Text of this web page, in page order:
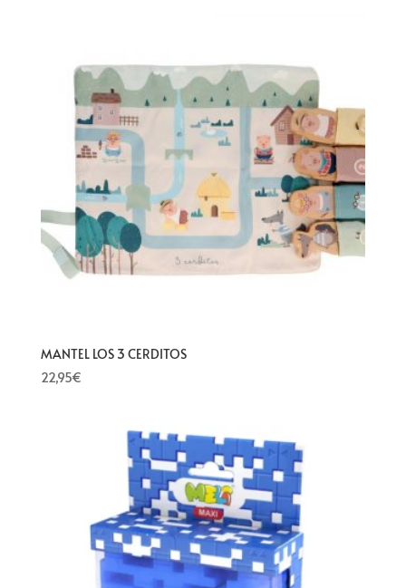
MANTEL LOS 3 CERDITOS
22,95€